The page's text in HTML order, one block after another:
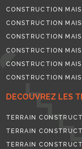
CONSTRUCTION
CONSTRUCTION
CONSTRUCTION
CONSTRUCTION
CONSTRUCTION
CONSTRUCTION
DECOUVREZ LES
TERRAIN
TERRAIN
TERRAIN